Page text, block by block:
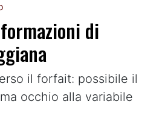
di
il forfait: possibile il
occhio alla variabile